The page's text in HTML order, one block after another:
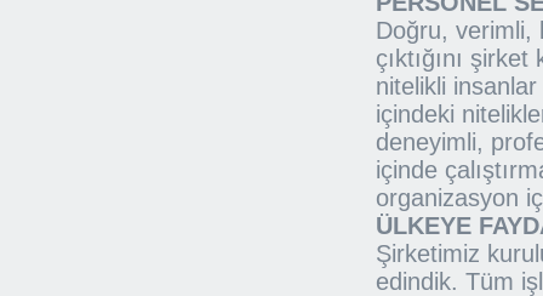
Doğru, verimli,
çıktığını
nitelikli
içindeki
deneyimli,
içinde
organizasyon
ÜLKEYE
Şirketimiz
edindik. Tüm